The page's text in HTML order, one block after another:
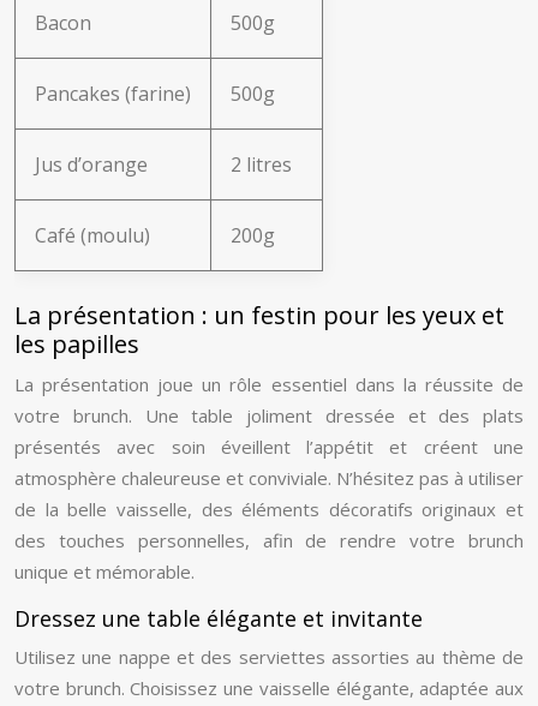
Bacon 500g
Pancakes (farine) 500g
Jus d’orange 2 litres
Café (moulu) 200g
La présentation : un festin pour les yeux et
les papilles
La présentation joue un rôle essentiel dans la réussite de
votre brunch. Une table joliment dressée et des plats
présentés avec soin éveillent l’appétit et créent une
atmosphère chaleureuse et conviviale. N’hésitez pas à utiliser
de la belle vaisselle, des éléments décoratifs originaux et
des touches personnelles, afin de rendre votre brunch
unique et mémorable.
Dressez une table élégante et invitante
Utilisez une nappe et des serviettes assorties au thème de
votre brunch. Choisissez une vaisselle élégante, adaptée aux